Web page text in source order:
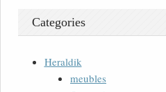
Categories
Heraldik
meubles